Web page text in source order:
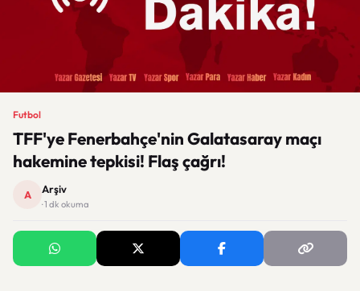
Futbol
TFF'ye Fenerbahçe'nin Galatasaray maçı
hakemine tepkisi! Flaş çağrı!
A Arşiv
· 1 dk okuma